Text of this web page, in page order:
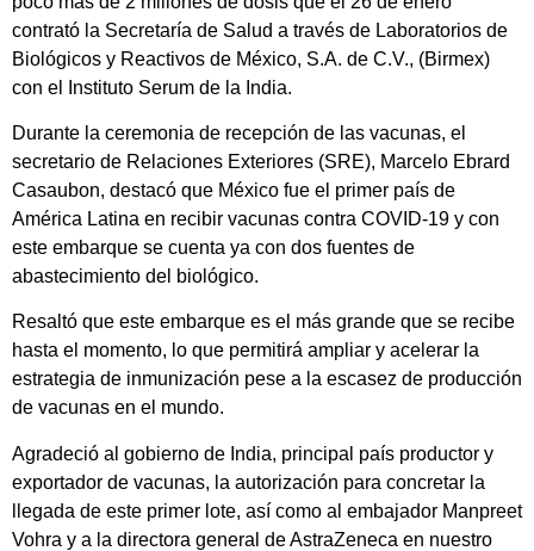
contrató la Secretaría de Salud a través de Laboratorios de
Biológicos y Reactivos de México, S.A. de C.V., (Birmex)
con el Instituto Serum de la India.
Durante la ceremonia de recepción de las vacunas, el
secretario de Relaciones Exteriores (SRE), Marcelo Ebrard
Casaubon, destacó que México fue el primer país de
América Latina en recibir vacunas contra COVID-19 y con
este embarque se cuenta ya con dos fuentes de
abastecimiento del biológico.
Resaltó que este embarque es el más grande que se recibe
hasta el momento, lo que permitirá ampliar y acelerar la
estrategia de inmunización pese a la escasez de producción
de vacunas en el mundo.
Agradeció al gobierno de India, principal país productor y
exportador de vacunas, la autorización para concretar la
llegada de este primer lote, así como al embajador Manpreet
Vohra y a la directora general de AstraZeneca en nuestro